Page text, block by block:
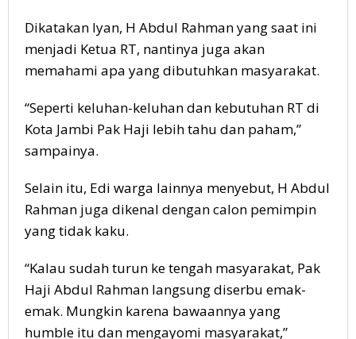
Dikatakan Iyan, H Abdul Rahman yang saat ini
menjadi Ketua RT, nantinya juga akan
memahami apa yang dibutuhkan masyarakat.
“Seperti keluhan-keluhan dan kebutuhan RT di
Kota Jambi Pak Haji lebih tahu dan paham,”
sampainya.
Selain itu, Edi warga lainnya menyebut, H Abdul
Rahman juga dikenal dengan calon pemimpin
yang tidak kaku.
“Kalau sudah turun ke tengah masyarakat, Pak
Haji Abdul Rahman langsung diserbu emak-
emak. Mungkin karena bawaannya yang
humble itu dan mengayomi masyarakat,”